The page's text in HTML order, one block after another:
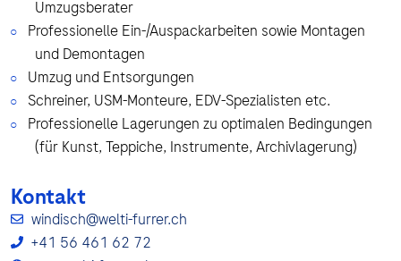
Umzugsberater
Professionelle Ein-/Auspackarbeiten sowie Montagen
und Demontagen
Umzug und Entsorgungen
Schreiner, USM-Monteure, EDV-Spezialisten etc.
Professionelle Lagerungen zu optimalen Bedingungen
(für Kunst, Teppiche, Instrumente, Archivlagerung)
Kontakt
windisch@welti-furrer.ch
+41 56 461 62 72